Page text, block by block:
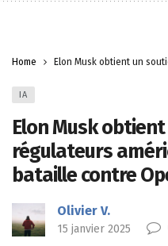
Home Elon Musk obtient un
IA
Elon Musk
régulateurs
bataille contre
Olivier V.
15 janvier 2025